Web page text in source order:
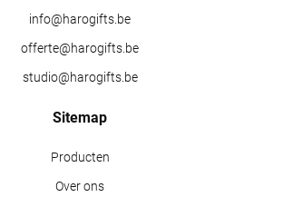
info@harogifts.be
offerte@harogifts.be
studio@harogifts.be
Sitemap
Producten
Over ons